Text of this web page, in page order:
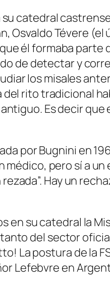
catedral
Osvaldo Tévere
él formaba parte
de detectar y
los misales
rito tradicional
Es decir
por Bugnini en
médico, pero sí a
Hay un
su catedral la
del sector
La postura de la
Lefebvre en